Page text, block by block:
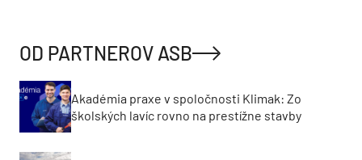
OD PARTNEROV ASB
Akadémia praxe v spoločnosti Klimak: Zo
školských lavíc rovno na prestížne stavby